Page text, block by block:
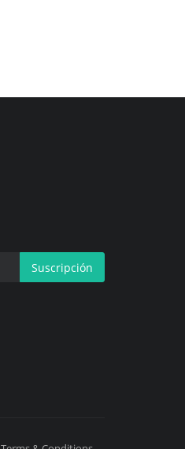
Suscripción